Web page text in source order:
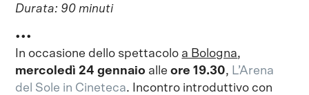
Durata: 90 minuti
•••
In occasione dello spettacolo a Bologna,
mercoledì 24 gennaio alleore 19.30, L’Arena
del Sole in Cineteca. Incontro introduttivo con